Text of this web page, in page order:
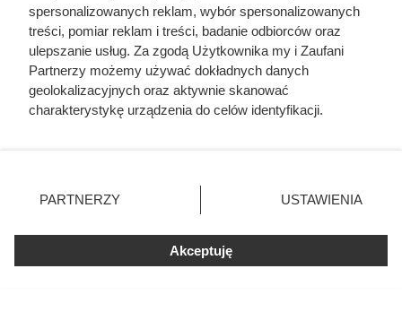
Aldi odpala mega promocję -91%: kawa Dallmayr
po 3,99 zł za paczkę
Carrefour szaleje z promocjami. Tak taniej kawy
kawa w ALDI przeceniona o 91%
Do naleśników, gofrów i kanapek. Dino przeceniło
uniwersalny produkt owocowy
spersonalizowanych reklam, wybór spersonalizowanych
treści, pomiar reklam i treści, badanie odbiorców oraz
ulepszanie usług. Za zgodą Użytkownika my i Zaufani
Partnerzy możemy używać dokładnych danych
geolokalizacyjnych oraz aktywnie skanować
charakterystykę urządzenia do celów identyfikacji.
zmienić/wycofać klikając przycisk ustawień prywatności
znajdujący się w lewym dolnym rogu strony
rodzaje przetwarzania danych nie wymagają zgody
użytkownika, ale masz prawo sprzeciwić się takiemu
przetwarzaniu. Preferencje będą miały zastosowania tylko
PARTNERZY USTAWIENIA
Akceptuję